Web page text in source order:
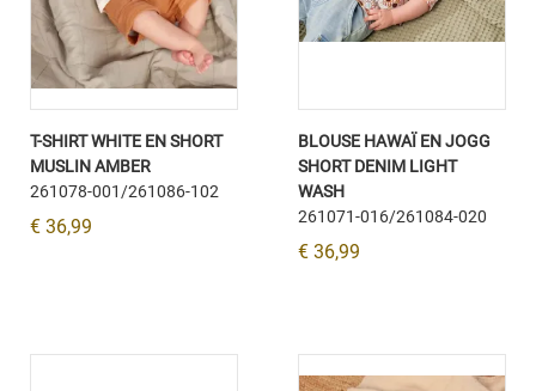
T-SHIRT WHITE EN SHORT
MUSLIN AMBER
261078-001/261086-102
€ 36,99
BLOUSE HAWAÏ EN JOGG
SHORT DENIM LIGHT
WASH
261071-016/261084-020
€ 36,99